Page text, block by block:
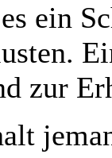
ein
zur